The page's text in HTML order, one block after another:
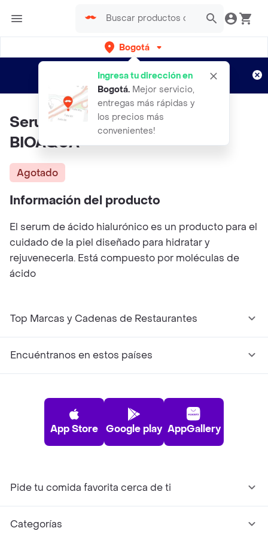
Bogotá
Ingresa tu dirección en
Bogotá. Mejor servicio,
entregas más rápidas y
los precios más
convenientes!
envíos gratis por semanas
Aplican TyC
Serum Acido Hialuronico
BIOAQUA
Agotado
Información del producto
El serum de ácido hialurónico es un producto para el
cuidado de la piel diseñado para hidratar y
rejuvenecerla. Está compuesto por moléculas de
ácido
Top Marcas y Cadenas de Restaurantes
Encuéntranos en estos países
App Store Google play AppGallery
Pide tu comida favorita cerca de ti
Categorías